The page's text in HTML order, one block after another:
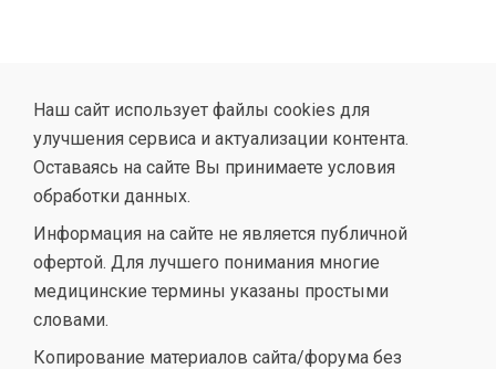
Наш сайт использует файлы cookies для
улучшения сервиса и актуализации контента.
Оставаясь на сайте Вы принимаете условия
обработки данных.
Информация на сайте не является публичной
офертой. Для лучшего понимания многие
медицинские термины указаны простыми
словами.
Копирование материалов сайта/форума без